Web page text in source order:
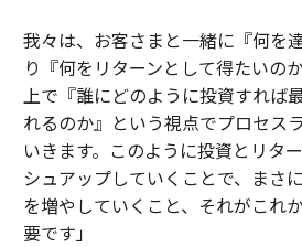
我々は、お客さまと一緒に『何を
り『何をリターンとして得たいの
上で『誰にどのように投資すれば
れるのか』という視点でプロセス
いきます。このように投資とリタ
シュアップしていくことで、まさ
を増やしていくこと、それがこれ
要です」